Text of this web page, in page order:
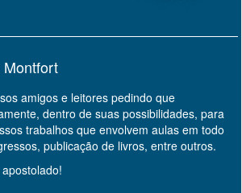
amigos e leitores pedindo que
dentro de suas possibilidades, para
trabalhos que envolvem aulas em todo
publicação de livros, entre outros.